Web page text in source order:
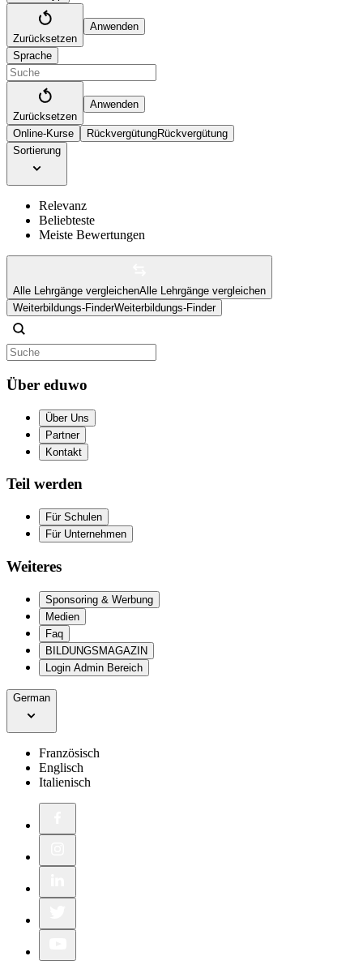
Zurücksetzen
Anwenden
Sprache
Zurücksetzen
Anwenden
Online-Kurse RückvergütungRückvergütung
Sortierung
Relevanz
Beliebteste
Meiste Bewertungen
Alle Lehrgänge vergleichenAlle Lehrgänge vergleichen
Weiterbildungs-FinderWeiterbildungs-Finder
Über eduwo
Über Uns
Partner
Kontakt
Teil werden
Für Schulen
Für Unternehmen
Weiteres
Sponsoring & Werbung
Medien
Faq
BILDUNGSMAGAZIN
Login Admin Bereich
German
Französisch
Englisch
Italienisch